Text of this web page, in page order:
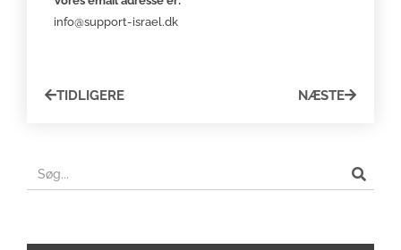
info@support-israel.dk
TIDLIGERE NÆSTE